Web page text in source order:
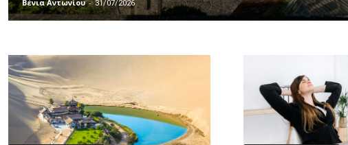
Βένια Αντωνίου - 31/07/2026